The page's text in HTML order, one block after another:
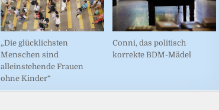
„Die glücklichsten
Menschen sind
alleinstehende Frauen
ohne Kinder“
Conni, das politisch
korrekte BDM-Mädel